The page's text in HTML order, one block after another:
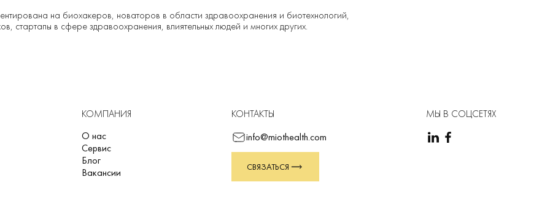
на биохакеров, новаторов в области здравоохранения и биотехнологий,
стартапы в сфере здравоохранения, влиятельных людей и многих других.
КОМПАНИЯ
О нас
Сервис
Блог
Вакансии
КОНТАКТЫ
info@miothealth.com
СВЯЗАТЬСЯ
МЫ В СОЦСЕТЯХ